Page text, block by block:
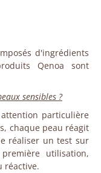
d'ingrédients
Qenoa sont
sensibles ?
particulière
chaque peau réagit
réaliser un test sur
utilisation,
réactive.